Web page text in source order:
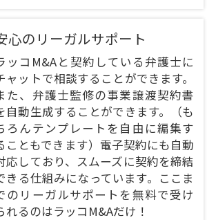
心のリーガルサポート
ッコM&Aと契約している弁護士に
ャットで相談することができます。
た、弁護士監修の事業譲渡契約書
自動生成することができます。（も
ろんテンプレートを自由に編集す
こともできます）電子契約にも自動
応しており、スムーズに契約を締結
きる仕組みになっています。ここま
のリーガルサポートを無料で受け
れるのはラッコM&Aだけ！